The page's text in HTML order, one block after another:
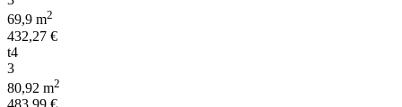
69,9 m2
432,27 €
t4
3
80,92 m2
483,99 €